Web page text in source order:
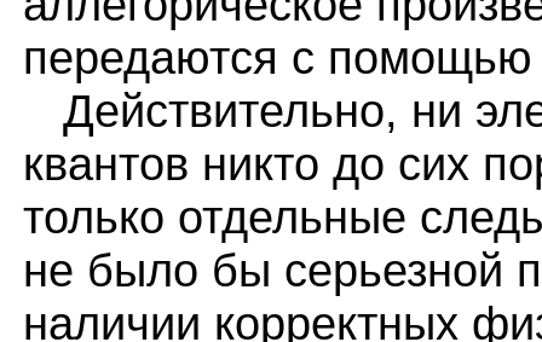
передаются с помощью
Действительно, ни
квантов никто до сих
только отдельные
не было бы серьезной
наличии корректных